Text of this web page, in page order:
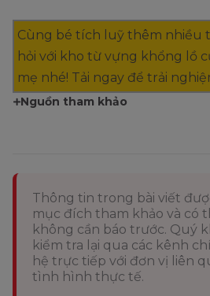
Cùng bé tích luỹ thêm nhiều
hỏi với kho từ vựng khổng lồ
mẹ nhé! Tải ngay để trải
Nguồn tham khảo
Thông tin trong bài viết
mục đích tham khảo và có
không cần báo trước. Quý
kiểm tra lại qua các kênh
hệ trực tiếp với đơn vị liên
tình hình thực tế.